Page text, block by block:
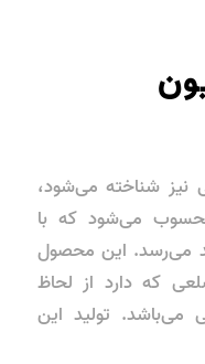
نیز شناخته می‌شود،
می‌شود که با
می‌رسد. این محصول
که دارد از لحاظ
تولید این